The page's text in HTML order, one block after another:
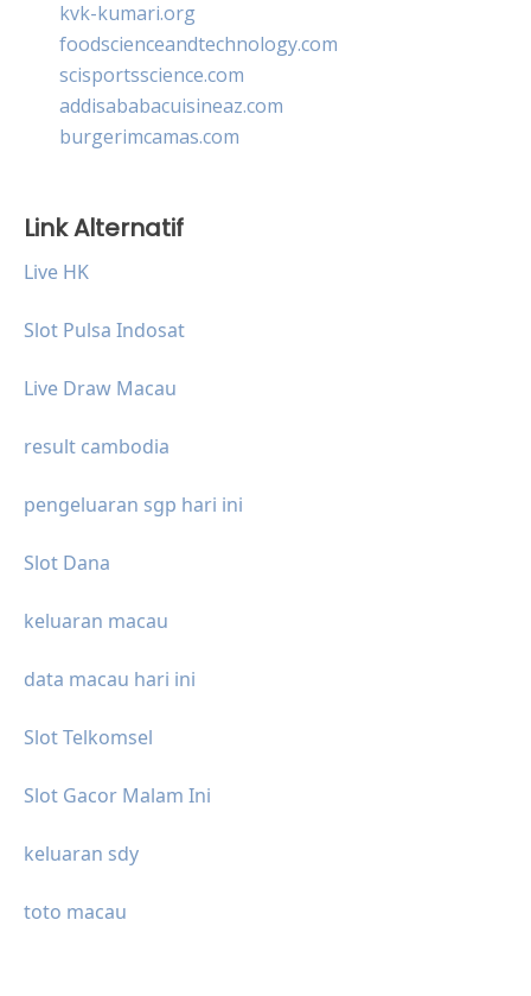
kvk-kumari.org
foodscienceandtechnology.com
scisportsscience.com
addisababacuisineaz.com
burgerimcamas.com
Link Alternatif
Live HK
Slot Pulsa Indosat
Live Draw Macau
result cambodia
pengeluaran sgp hari ini
Slot Dana
keluaran macau
data macau hari ini
Slot Telkomsel
Slot Gacor Malam Ini
keluaran sdy
toto macau